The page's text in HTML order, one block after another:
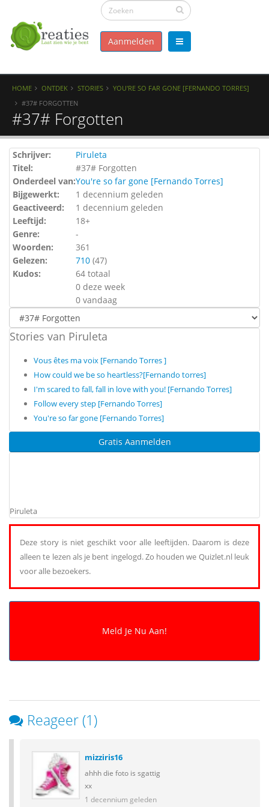
Aanmelden
HOME ONTDEK STORIES
YOU'RE SO FAR GONE [FERNANDO TORRES]
#37# FORGOTTEN
#37# Forgotten
Schrijver:
Piruleta
Titel:
#37# Forgotten
Onderdeel van:You're so far gone [Fernando Torres]
Bijgewerkt:
1 decennium geleden
Geactiveerd:
1 decennium geleden
Leeftijd:
18+
Genre:
-
Woorden:
361
Gelezen:
710 (47)
Kudos:
64 totaal
0 deze week
0 vandaag
Stories van Piruleta
Vous êtes ma voix [Fernando Torres ]
How could we be so heartless?[Fernando torres]
I'm scared to fall, fall in love with you! [Fernando Torres]
Follow every step [Fernando Torres]
You're so far gone [Fernando Torres]
Gratis Aanmelden
Piruleta
Deze story is niet geschikt voor alle leeftijden. Daarom is deze
alleen te lezen als je bent ingelogd. Zo houden we Quizlet.nl leuk
voor alle bezoekers.
Reageer (1)
mizziris16
ahhh die foto is sgattig
xx
1 decennium geleden